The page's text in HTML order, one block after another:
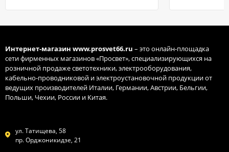
Интернет-магазин www.prosvet66.ru – это онлайн-площадка
сети фирменных магазинов «Просвет», специализирующихся на
розничной продаже светотехники, электрооборудования,
кабельно-проводниковой и электроустановочной продукции от
ведущих производителей Италии, Германии, Австрии, Бельгии,
Польши, Чехии, России и Китая.
ул. Татищева, 58
пр. Орджоникидзе, 21